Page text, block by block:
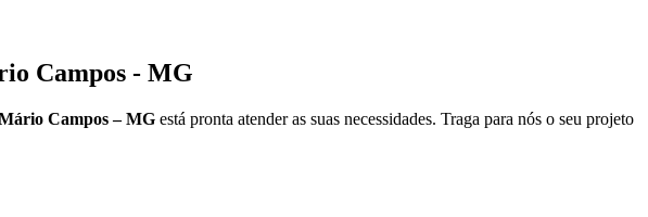
Campos - MG
Campos – MG está pronta atender as suas necessidades. Traga para nós o seu projeto